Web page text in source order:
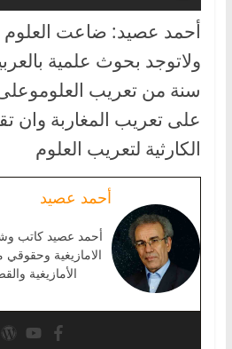
أحمد عصيد: ضاعت العلوم
سنة من تعريب العلوموعلى
على تعريب المغاربة وان
الكارثية لتعريب العلوم
أحمد عصيد
أحمد عصيد كاتب
الامازيغية
الأمازيغية